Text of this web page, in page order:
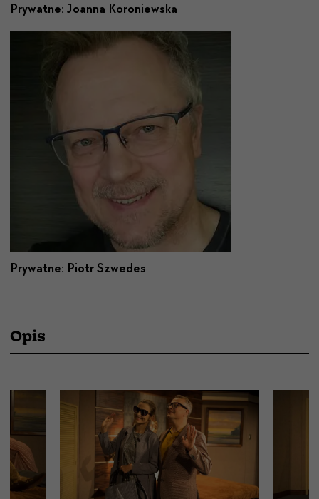
Prywatne: Joanna Koroniewska
Prywatne: Piotr Szwedes
Opis